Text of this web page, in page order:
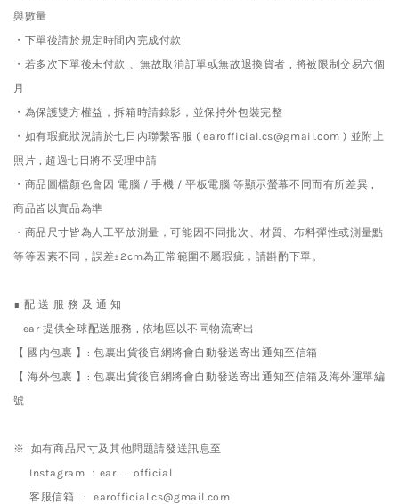
與數量
・下單後請於規定時間內完成付款
・若多次下單後未付款 、無故取消訂單或無故退換貨者 , 將被限制交易六個
月
・為保護雙方權益，拆箱時請錄影，並保持外包裝完整
・如有瑕疵狀況請於七日內聯繫客服 ( earofficial.cs@gmail.com ) 並附上
照片 , 超過七日將不受理申請
・商品圖檔顏色會因 電腦 / 手機 / 平板電腦 等顯示螢幕不同而有所差異 ,
商品皆以實品為準
・商品尺寸皆為人工平放測量，可能因不同批次、材質、布料彈性或測量點
等等因素不同，誤差±2cm為正常範圍不屬瑕疵，請斟酌下單。
∎ 配 送 服 務 及 通 知
ear 提供全球配送服務 , 依地區以不同物流寄出
【 國內包裹 】: 包裹出貨後官網將會自動發送寄出通知至信箱
【 海外包裹 】: 包裹出貨後官網將會自動發送寄出通知至信箱及海外運單編
號
※ 如有商品尺寸及其他問題請發送訊息至
Instagram ：ear__official
客服信箱 : earofficial.cs@gmail.com